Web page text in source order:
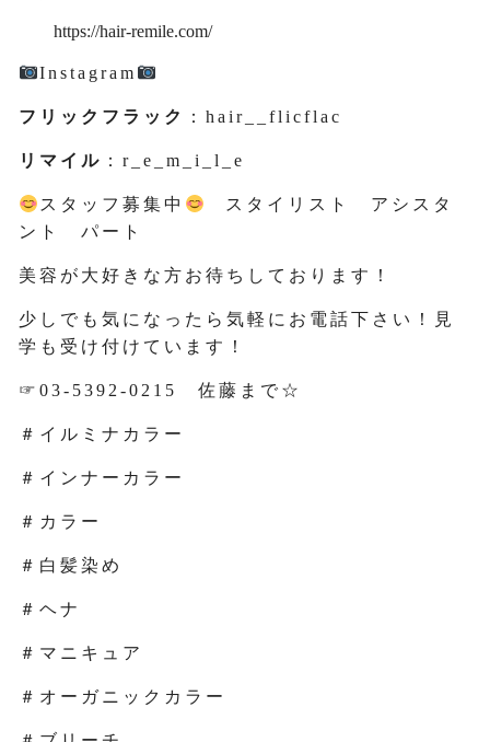
https://hair-remile.com/
Instagram
フリックフラック ：hair__flicflac
リマイル ：r_e_m_i_l_e
スタッフ募集中
スタイリスト アシスタ
ント パート
美容が大好きな方お待ちしております！
少しでも気になったら気軽にお電話下さい！見
学も受け付けています！
☞03-5392-0215 佐藤まで☆
＃イルミナカラー
＃インナーカラー
＃カラー
＃白髪染め
＃ヘナ
＃マニキュア
＃オーガニックカラー